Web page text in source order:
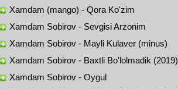
Xamdam (mango) - Qora Ko'zim
Xamdam Sobirov - Sevgisi Arzonim
Xamdam Sobirov - Mayli Kulaver (minus)
Xamdam Sobirov - Baxtli Bo'lolmadik (2019)
Xamdam Sobirov - Oygul